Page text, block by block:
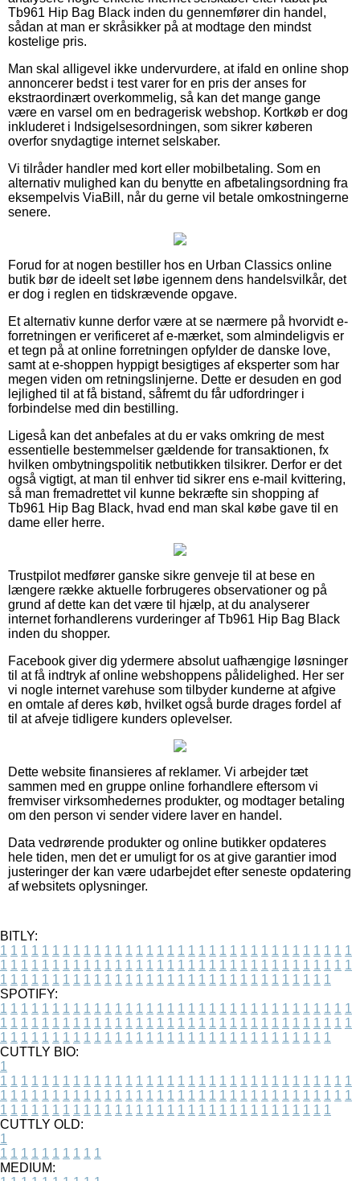
Tb961 Hip Bag Black inden du gennemfører din handel,
sådan at man er skråsikker på at modtage den mindst
kostelige pris.
Man skal alligevel ikke undervurdere, at ifald en online shop
annoncerer bedst i test varer for en pris der anses for
ekstraordinært overkommelig, så kan det mange gange
være en varsel om en bedragerisk webshop. Kortkøb er dog
inkluderet i Indsigelsesordningen, som sikrer køberen
overfor snydagtige internet selskaber.
Vi tilråder handler med kort eller mobilbetaling. Som en
alternativ mulighed kan du benytte en afbetalingsordning fra
eksempelvis ViaBill, når du gerne vil betale omkostningerne
senere.
Forud for at nogen bestiller hos en Urban Classics online
butik bør de ideelt set løbe igennem dens handelsvilkår, det
er dog i reglen en tidskrævende opgave.
Et alternativ kunne derfor være at se nærmere på hvorvidt e-
forretningen er verificeret af e-mærket, som almindeligvis er
et tegn på at online forretningen opfylder de danske love,
samt at e-shoppen hyppigt besigtiges af eksperter som har
megen viden om retningslinjerne. Dette er desuden en god
lejlighed til at få bistand, såfremt du får udfordringer i
forbindelse med din bestilling.
Ligeså kan det anbefales at du er vaks omkring de mest
essentielle bestemmelser gældende for transaktionen, fx
hvilken ombytningspolitik netbutikken tilsikrer. Derfor er det
også vigtigt, at man til enhver tid sikrer ens e-mail kvittering,
så man fremadrettet vil kunne bekræfte sin shopping af
Tb961 Hip Bag Black, hvad end man skal købe gave til en
dame eller herre.
Trustpilot medfører ganske sikre genveje til at bese en
længere række aktuelle forbrugeres observationer og på
grund af dette kan det være til hjælp, at du analyserer
internet forhandlerens vurderinger af Tb961 Hip Bag Black
inden du shopper.
Facebook giver dig ydermere absolut uafhængige løsninger
til at få indtryk af online webshoppens pålidelighed. Her ser
vi nogle internet varehuse som tilbyder kunderne at afgive
en omtale af deres køb, hvilket også burde drages fordel af
til at afveje tidligere kunders oplevelser.
Dette website finansieres af reklamer. Vi arbejder tæt
sammen med en gruppe online forhandlere eftersom vi
fremviser virksomhedernes produkter, og modtager betaling
om den person vi sender videre laver en handel.
Data vedrørende produkter og online butikker opdateres
hele tiden, men det er umuligt for os at give garantier imod
justeringer der kan være udarbejdet efter seneste opdatering
af websitets oplysninger.
BITLY:
1 1 1 1 1 1 1 1 1 1 1 1 1 1 1 1 1 1 1 1 1 1 1 1 1 1 1 1 1 1 1 1 1 1
1 1 1 1 1 1 1 1 1 1 1 1 1 1 1 1 1 1 1 1 1 1 1 1 1 1 1 1 1 1 1 1 1 1
1 1 1 1 1 1 1 1 1 1 1 1 1 1 1 1 1 1 1 1 1 1 1 1 1 1 1 1 1 1 1 1
SPOTIFY:
1 1 1 1 1 1 1 1 1 1 1 1 1 1 1 1 1 1 1 1 1 1 1 1 1 1 1 1 1 1 1 1 1 1
1 1 1 1 1 1 1 1 1 1 1 1 1 1 1 1 1 1 1 1 1 1 1 1 1 1 1 1 1 1 1 1 1 1
1 1 1 1 1 1 1 1 1 1 1 1 1 1 1 1 1 1 1 1 1 1 1 1 1 1 1 1 1 1 1 1
CUTTLY BIO:
1
1 1 1 1 1 1 1 1 1 1 1 1 1 1 1 1 1 1 1 1 1 1 1 1 1 1 1 1 1 1 1 1 1 1
1 1 1 1 1 1 1 1 1 1 1 1 1 1 1 1 1 1 1 1 1 1 1 1 1 1 1 1 1 1 1 1 1 1
1 1 1 1 1 1 1 1 1 1 1 1 1 1 1 1 1 1 1 1 1 1 1 1 1 1 1 1 1 1 1 1
CUTTLY OLD:
1
1 1 1 1 1 1 1 1 1 1
MEDIUM: